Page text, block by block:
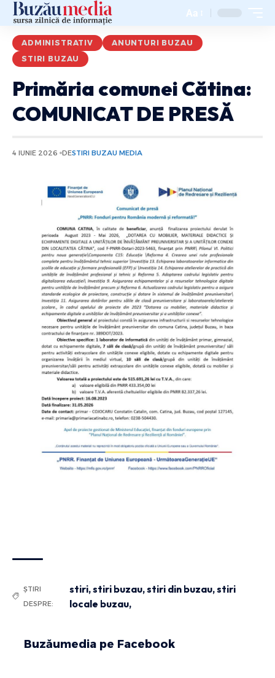
Aa
ADMINISTRATIV
ANUNTURI BUZAU
STIRI BUZAU
Primăria comunei Cătina:
COMUNICAT DE PRESĂ
4 IUNIE 2026 DESTIRI BUZAU MEDIA
ȘTIRI
DESPRE:
stiri,stiri buzau,stiri din buzau,stiri
locale buzau,
Buzăumedia pe Facebook